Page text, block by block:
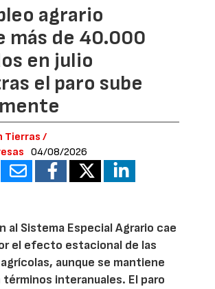
agrario
más de 40.000
en julio
el paro sube
Tierras /
04/08/2026
al Sistema Especial Agrario cae
el efecto estacional de las
aunque se mantiene
interanuales. El paro